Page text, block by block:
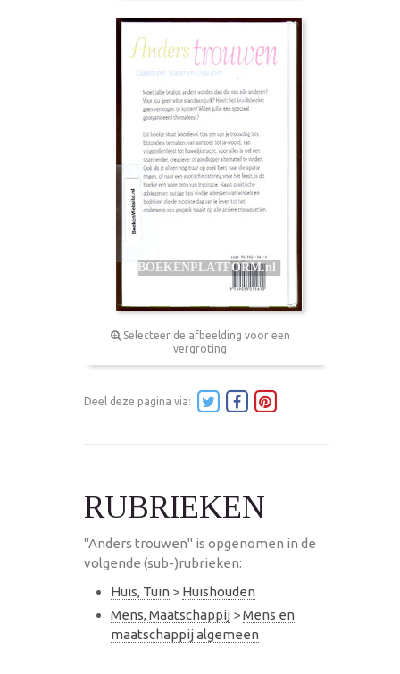
Selecteer de afbeelding voor een
vergroting
Deel deze pagina via:
RUBRIEKEN
"Anders trouwen" is opgenomen in de
volgende (sub-)rubrieken:
Huis, Tuin > Huishouden
Mens, Maatschappij >Mens en
maatschappij algemeen